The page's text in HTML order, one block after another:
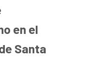
en el
Santa